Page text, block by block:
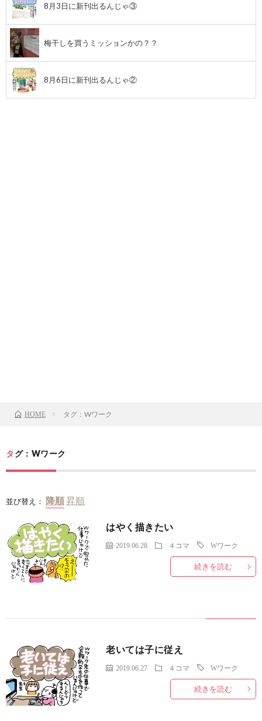
8月3日に新刊出るんじゃ③
梅干しを買うミッションかの？？
8月6日に新刊出るんじゃ②
HOME タグ：Wワーク
タグ：Wワーク
並び替え：
はやく描きたい
2019.06.28 ４コマ Wワーク
続きを読む
老いては子に従え
2019.06.27 ４コマ Wワーク
続きを読む